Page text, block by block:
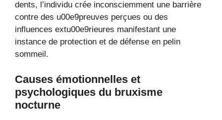
dents, l’individu crée inconsciemment une barrière
contre des u00e9preuves perçues ou des
influences extu00e9rieures manifestant une
instance de protection et de défense en pelin
sommeil.
Causes émotionnelles et
psychologiques du bruxisme
nocturne